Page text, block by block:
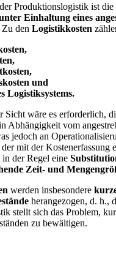
Produktionslogistik ist die
Einhaltung eines
Zu den Logistikkosten
und
Logistiksystems.
Sicht wäre es erforderlich,
Abhängigkeit vom
jedoch an
mit der Kostenerfassung
der Regel eine
Zeit- und
werden insbesondere
herangezogen, d. h.,
stellt sich das Problem,
zu bewältigen.